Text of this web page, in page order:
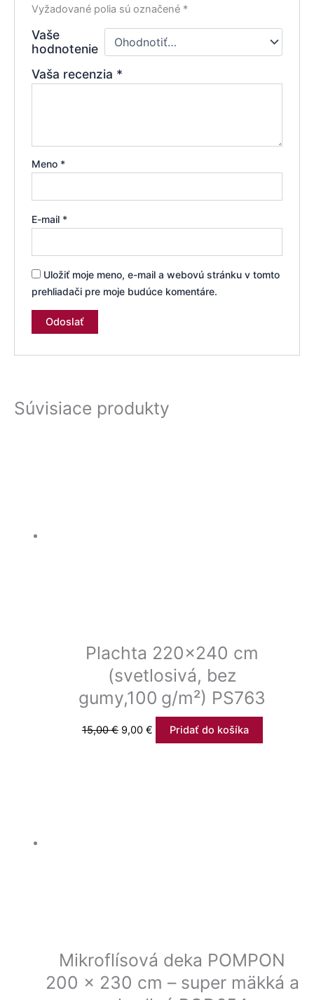
Vyžadované polia sú označené *
Vaše
hodnotenie
Vaša recenzia *
Meno *
E-mail *
Uložiť moje meno, e-mail a webovú stránku v tomto
prehliadači pre moje budúce komentáre.
Súvisiace produkty
Plachta 220×240 cm
(svetlosivá, bez
gumy,100 g/m²) PS763
15,00€ 9,00 € Pridať do košíka
Mikroflísová deka POMPON
200 x 230 cm – super mäkká a